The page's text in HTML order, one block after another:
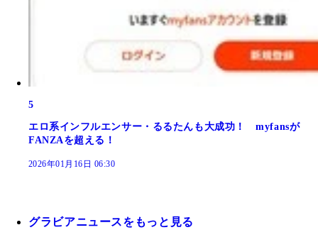
5
エロ系インフルエンサー・るるたんも大成功！ myfansが
FANZAを超える！
2026年01月16日 06:30
グラビアニュースをもっと見る